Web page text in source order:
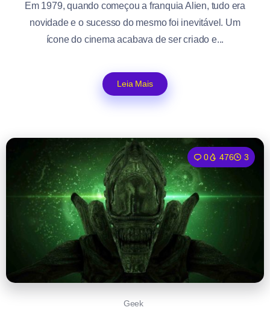
Em 1979, quando começou a franquia Alien, tudo era
novidade e o sucesso do mesmo foi inevitável. Um
ícone do cinema acabava de ser criado e...
Leia Mais
0 476 3
Geek